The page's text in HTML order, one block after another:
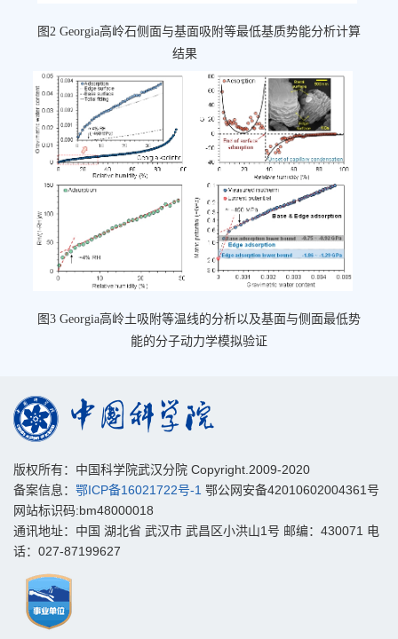
图2 Georgia高岭石侧面与基面吸附等最低基质势能分析计算
结果
图3 Georgia高岭土吸附等温线的分析以及基面与侧面最低势
能的分子动力学模拟验证
版权所有：中国科学院武汉分院 Copyright.2009-2020
备案信息： 鄂ICP备16021722号-1 鄂公网安备42010602004361号
网站标识码:bm48000018
通讯地址：中国 湖北省 武汉市 武昌区小洪山1号 邮编：430071 电
话：027-87199627